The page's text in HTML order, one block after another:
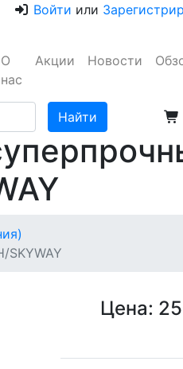
Войти или
О
нас
Акции Новости
SKYWAY
Цена: